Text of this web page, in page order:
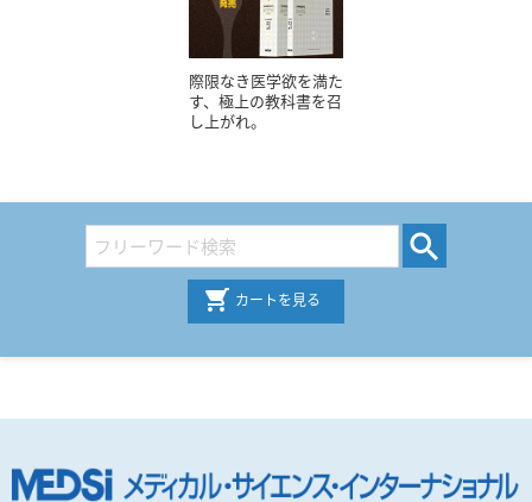
際限なき医学欲を満た
す、極上の教科書を召
し上がれ。
カートを見る